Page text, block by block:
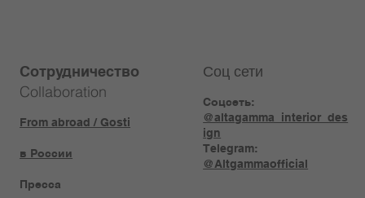
Сотрудничество
Collaboration
From abroad / Gosti
в России
Пресса
Соц сети
Соцсеть:
@altagamma_interior_des
ign
Telegram:
@Altgammaofficial